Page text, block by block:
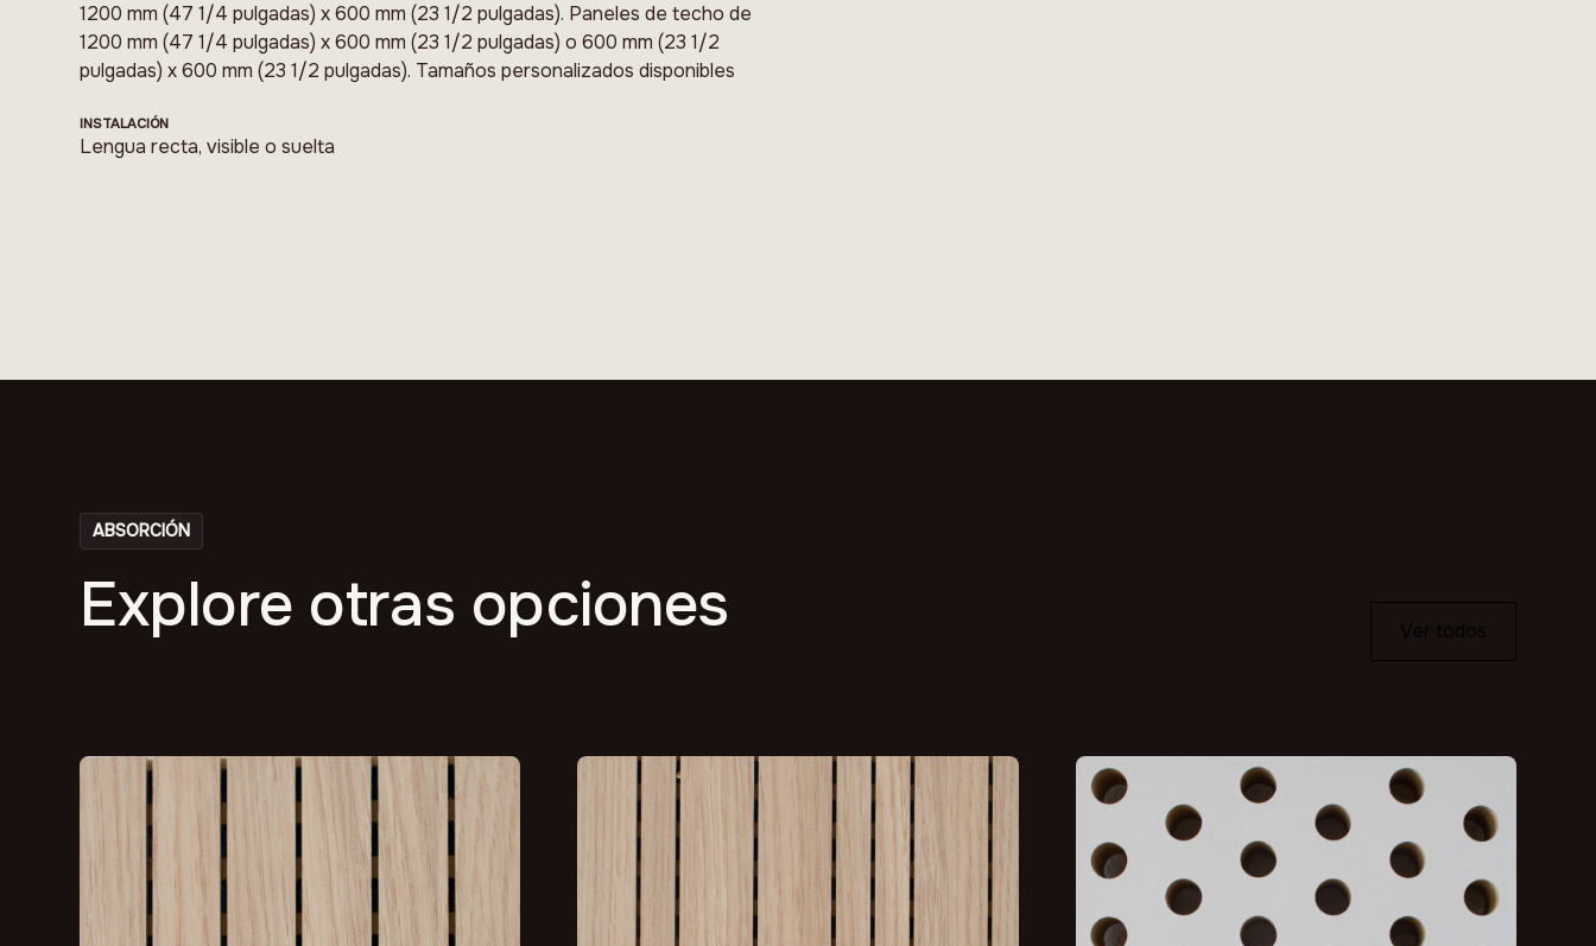
1200 mm (47 1/4 pulgadas) x 600 mm (23 1/2 pulgadas). Paneles de techo de
1200 mm (47 1/4 pulgadas) x 600 mm (23 1/2 pulgadas) o 600 mm (23 1/2
pulgadas) x 600 mm (23 1/2 pulgadas). Tamaños personalizados disponibles
INSTALACIÓN
Lengua recta, visible o suelta
ABSORCIÓN
Explore otras opciones